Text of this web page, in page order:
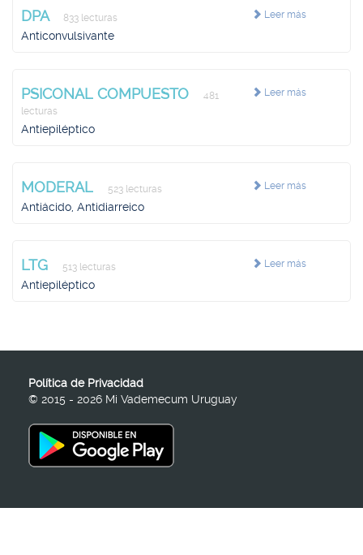
Leer más
DPA 833 lecturas
Anticonvulsivante
Leer más
PSICONAL COMPUESTO
481
lecturas
Antiepiléptico
Leer más
MODERAL 523 lecturas
Antiácido, Antidiarreico
Leer más
LTG 513 lecturas
Antiepiléptico
Política de Privacidad
© 2015 - 2026 Mi Vademecum Uruguay